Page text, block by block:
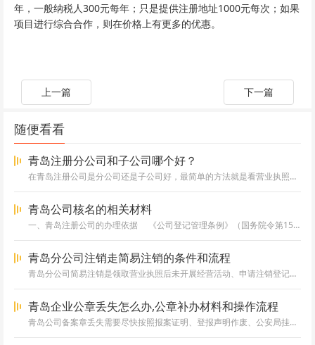
年，一般纳税人300元每年；只是提供注册地址1000元每次；如果
项目进行综合合作，则在价格上有更多的优惠。
上一篇 下一篇
随便看看
青岛注册分公司和子公司哪个好？
在青岛注册公司是分公司还是子公司好，最简单的方法就是看营业执照是否需要有独立核算的注册资本，有注册资本的是子公司，无注册...
青岛公司核名的相关材料
一、青岛注册公司的办理依据 《公司登记管理条例》（国务院令第156号，2005年12月18日修订）第四条：“工商行政管...
青岛分公司注销走简易注销的条件和流程
青岛分公司简易注销是领取营业执照后未开展经营活动、申请注销登记前未发生债权债务或已将债权债务清算完结的一种快捷注销的注销...
青岛企业公章丢失怎么办,公章补办材料和操作流程
青岛公司备案章丢失需要尽快按照报案证明、登报声明作废、公安局挂失、重新刻制公章的流程来处理，并确保在各个阶段提供所需的完...